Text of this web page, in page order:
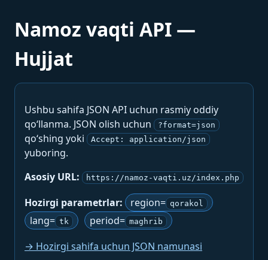
Namoz vaqti API —
Hujjat
Ushbu sahifa JSON API uchun rasmiy oddiy
qo‘llanma. JSON olish uchun
?format=json
qo‘shing yoki Accept: application/json
yuboring.
Asosiy URL:
https://namoz-vaqti.uz/index.php
Hozirgi parametrlar: region= qorakol
lang= tk period= maghrib
→ Hozirgi sahifa uchun JSON namunasi